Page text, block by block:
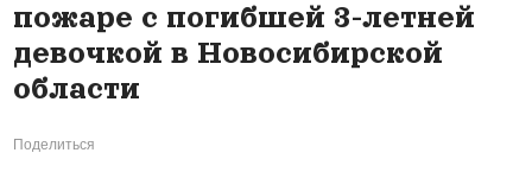
пожаре с погибшей 3-летней
девочкой в Новосибирской
области
Поделиться